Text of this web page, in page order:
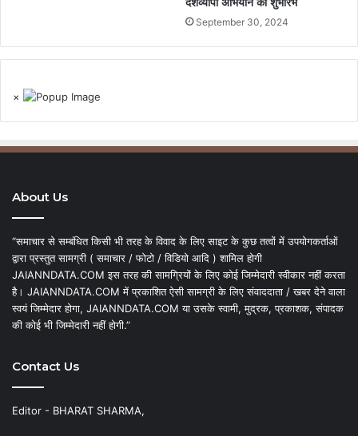
September 30, 2024
×
About Us
“समाचार से सम्बंधित किसी भी तरह के विवाद के लिए साइट के कुछ तत्वों में उपयोगकर्ताओं
द्वारा प्रस्तुत सामग्री ( समाचार / फोटो / विडियो आदि ) शामिल होगी
JAIANNDATA.COM इस तरह की सामग्रियों के लिए कोई जिम्मेदारी स्वीकार नहीं करता
है। JAIANNDATA.COM में प्रकाशित ऐसी सामग्री के लिए संवाददाता / खबर देने वाला
स्वयं जिम्मेदार होगा, JAIANNDATA.COM या उसके स्वामी, मुद्रक, प्रकाशक, संपादक
की कोई भी जिम्मेदारी नहीं होगी.”
Contact Us
Editor - BHARAT SHARMA,